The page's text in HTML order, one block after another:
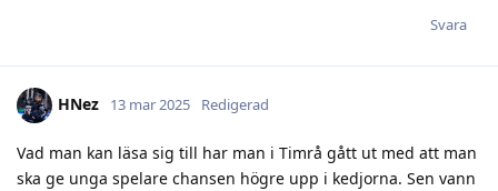
Svara
HNez 13 mar 2025 Redigerad
Vad man kan läsa sig till har man i Timrå gått ut med att man
ska ge unga spelare chansen högre upp i kedjorna. Sen vann